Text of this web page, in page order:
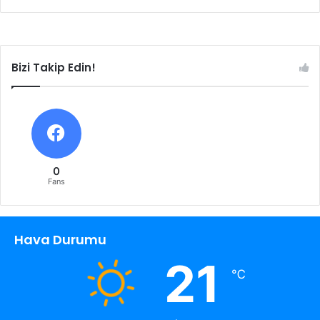
Bizi Takip Edin!
0
Fans
Hava Durumu
21 ℃